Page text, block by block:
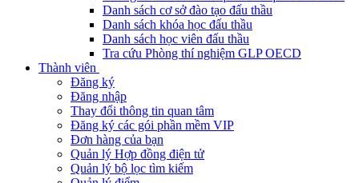
Danh sách cơ sở đào tạo đấu thầu
Danh sách khóa học đấu thầu
Danh sách học viên đấu thầu
Tra cứu Phòng thí nghiệm GLP OECD
Thành viên
Đăng ký
Đăng nhập
Thay đổi thông tin quan tâm
Đăng ký các gói phần mềm VIP
Đơn hàng của bạn
Quản lý Hợp đồng điện tử
Quản lý bộ lọc tìm kiếm